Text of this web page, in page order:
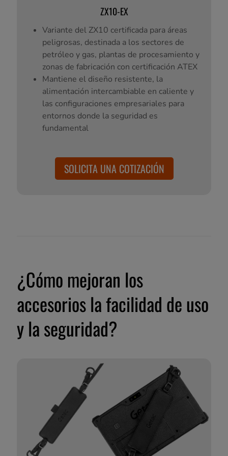
ZX10-EX
Variante del ZX10 certificada para áreas
peligrosas, destinada a los sectores de
petróleo y gas, plantas de procesamiento y
zonas de fabricación con certificación ATEX
Mantiene el diseño resistente, la
alimentación intercambiable en caliente y
las configuraciones empresariales para
entornos donde la seguridad es
fundamental
SOLICITA UNA COTIZACIÓN
¿Cómo mejoran los
accesorios la facilidad de uso
y la seguridad?